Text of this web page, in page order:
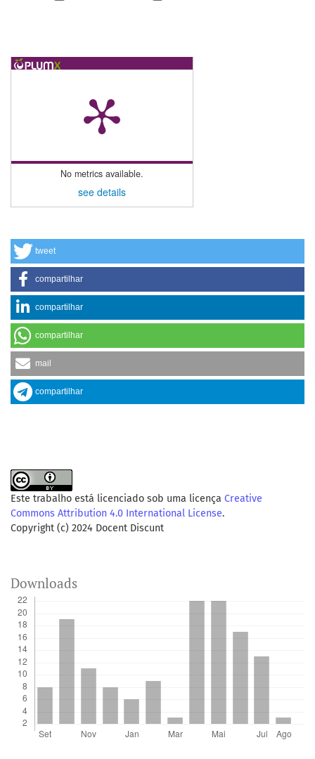
No metrics available.
see details
tweet
compartilhar
compartilhar
compartilhar
mail
compartilhar
Este trabalho está licenciado sob uma licença Creative
Commons Attribution 4.0 International License.
Copyright (c) 2024 Docent Discunt
Downloads